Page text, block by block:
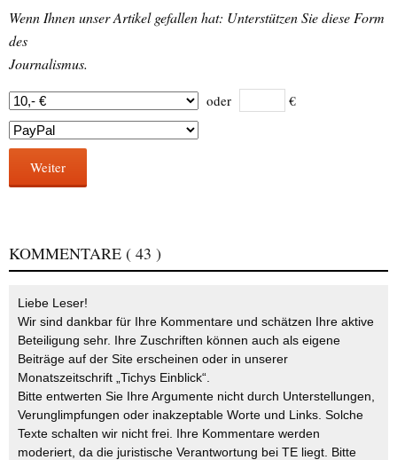
Wenn Ihnen unser Artikel gefallen hat: Unterstützen Sie diese Form
des
Journalismus.
oder €
Weiter
KOMMENTARE ( 43 )
Liebe Leser!
Wir sind dankbar für Ihre Kommentare und schätzen Ihre aktive
Beteiligung sehr. Ihre Zuschriften können auch als eigene
Beiträge auf der Site erscheinen oder in unserer
Monatszeitschrift „Tichys Einblick“.
Bitte entwerten Sie Ihre Argumente nicht durch Unterstellungen,
Verunglimpfungen oder inakzeptable Worte und Links. Solche
Texte schalten wir nicht frei. Ihre Kommentare werden
moderiert, da die juristische Verantwortung bei TE liegt. Bitte